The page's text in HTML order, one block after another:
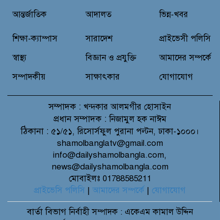
বন্যাদুর্গত মানুষের পাশে পার্কভিউ
হাসপাতাল আমিলাইষে ফ্রি চিকিৎসা
ক্যাম্পে ২ হাজার রোগীকে সেবা,
আন্তর্জাতিক
আদালত
ভিন্ন-খবর
শিক্ষা-ক্যাম্পাস
স্বাস্থ্য
সম্পাদকীয়
সারাদেশ
বিজ্ঞান ও প্রযুক্তি
সাক্ষাৎকার
প্রাইভেসী পলিসি
আমাদের সম্পর্কে
যোগাযোগ
সম্পাদক : খন্দকার আলমগীর হোসাইন
প্রধান সম্পাদক : নিজামুল হক নাঈম
ঠিকানা : ৫১/৫১, রিসোর্সফুল পুরানা পল্টন, ঢাকা-১০০০।
shamolbanglatv@gmail.com
info@dailyshamolbangla.com,
news@dailyshamolbangla.com
মোবাইলঃ 01788585211
প্রাইভেসি পলিসি | আমাদের সম্পর্কে | যোগাযোগ
বার্তা বিভাগনির্বাহী সম্পাদক : একেএম কামাল উদ্দিন